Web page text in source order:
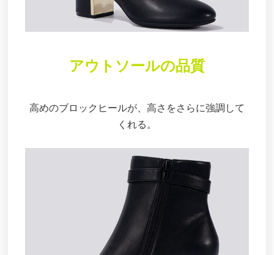
アウトソールの品質
高めのブロックヒールが、高さをさらに強調して
くれる。